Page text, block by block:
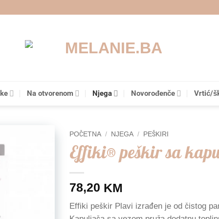
Na otvorenom Njega Novorođenče Vrtić/
POČETNA / NJEGA / PEŠKIRI
Effiki® peškir sa
78,20 KM
Effiki peškir Plavi izrađen je od čistog